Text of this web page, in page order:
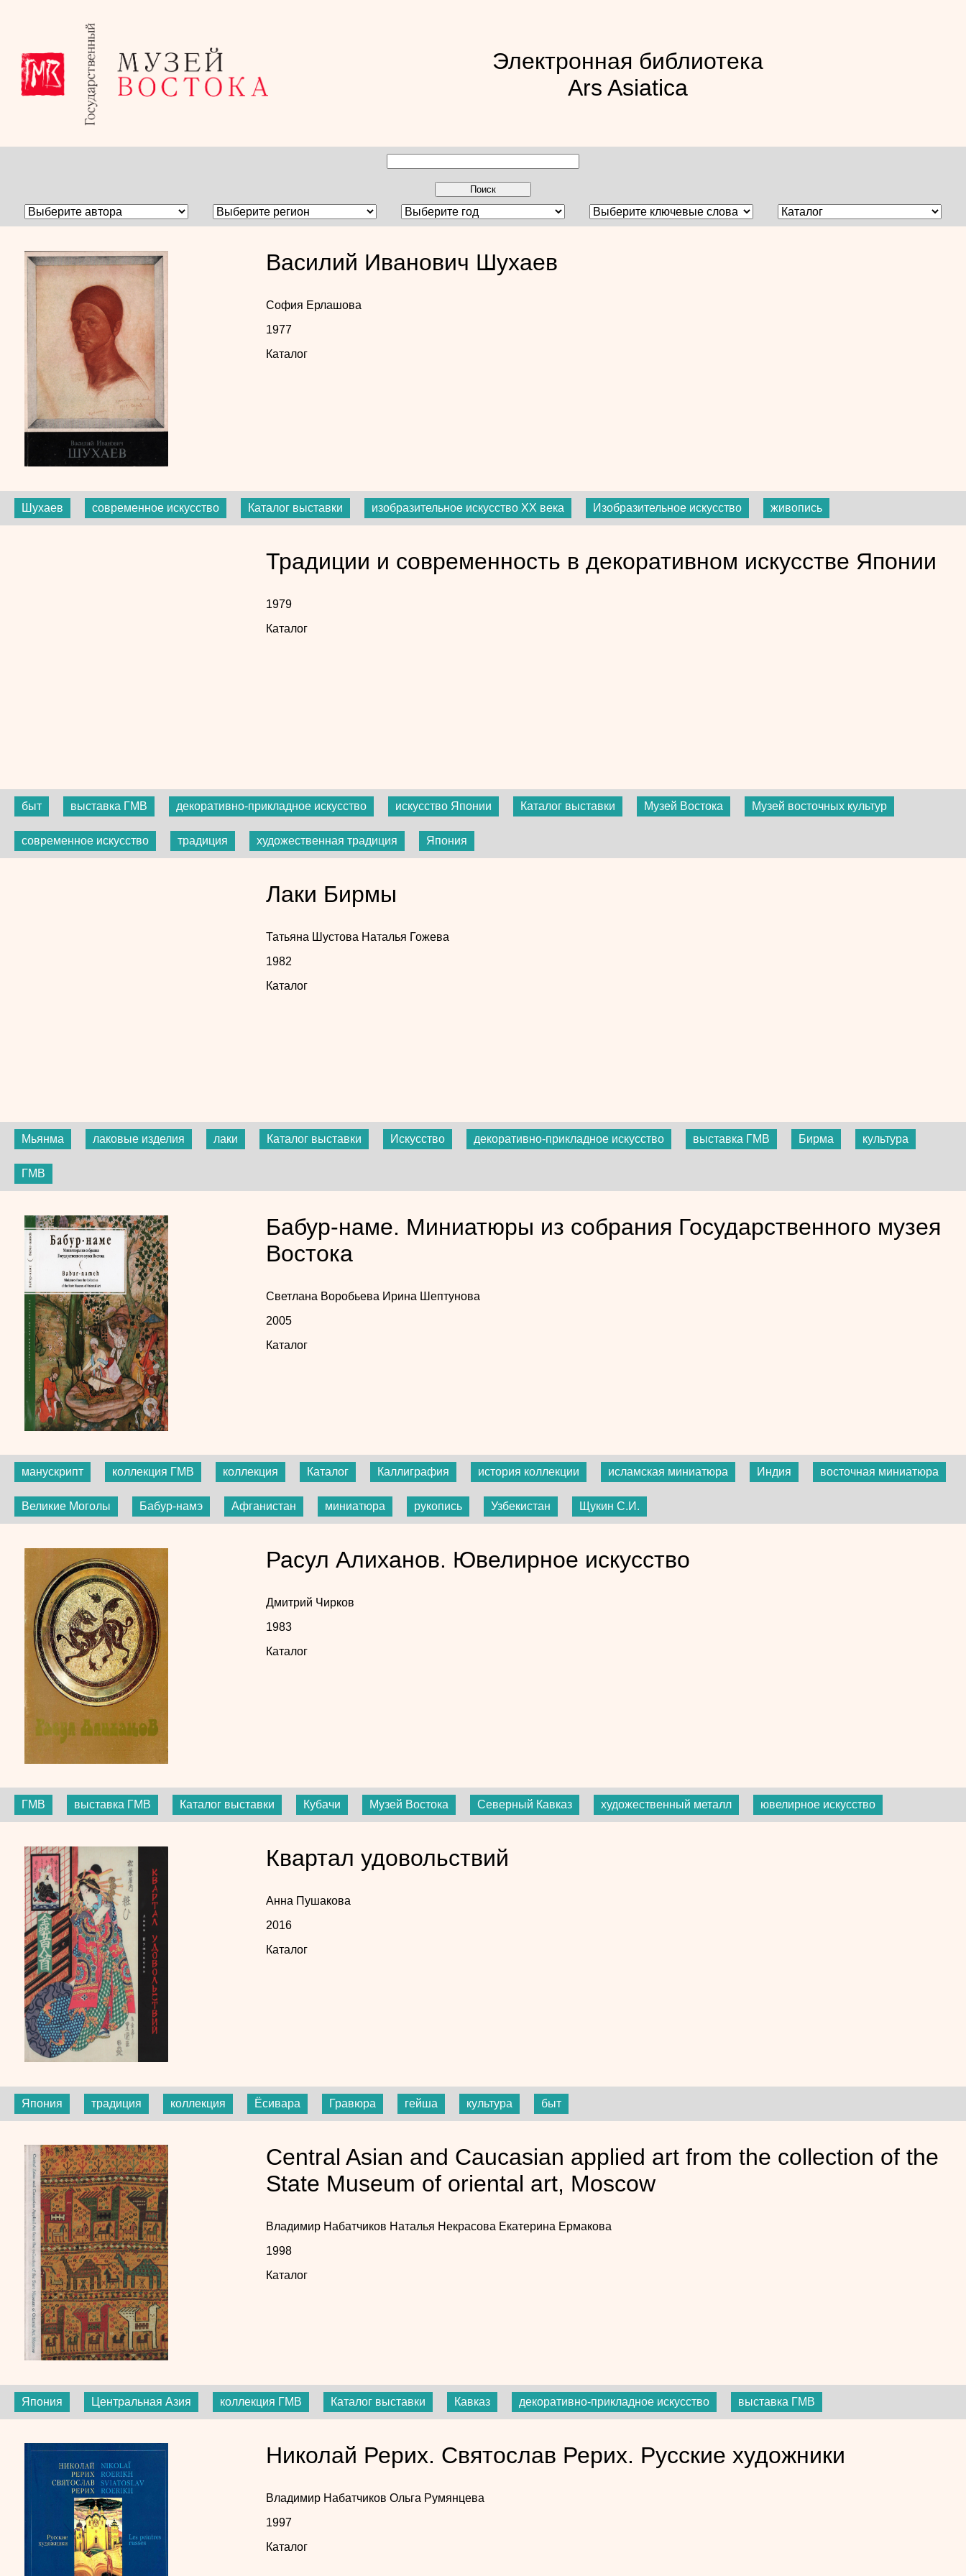
Электронная библиотека
Ars Asiatica
Василий Иванович Шухаев
София Ерлашова
1977
Каталог
Шухаев современное искусство Каталог выставки изобразительное искусство ХХ века Изобразительное искусство живопись
Традиции и современность в декоративном искусстве Японии
1979
Каталог
быт выставка ГМВ декоративно-прикладное искусство искусство Японии Каталог выставки Музей Востока Музей восточных культур
современное искусство традиция художественная традиция Япония
Лаки Бирмы
Татьяна Шустова Наталья Гожева
1982
Каталог
Мьянма лаковые изделия лаки Каталог выставки Искусство декоративно-прикладное искусство выставка ГМВ Бирма культура
ГМВ
Бабур-наме. Миниатюры из собрания Государственного музея
Востока
Светлана Воробьева Ирина Шептунова
2005
Каталог
манускрипт коллекция ГМВ коллекция Каталог Каллиграфия история коллекции исламская миниатюра Индия восточная миниатюра
Великие Моголы Бабур-намэ Афганистан миниатюра рукопись Узбекистан Щукин С.И.
Расул Алиханов. Ювелирное искусство
Дмитрий Чирков
1983
Каталог
ГМВ выставка ГМВ Каталог выставки Кубачи Музей Востока Северный Кавказ художественный металл ювелирное искусство
Квартал удовольствий
Анна Пушакова
2016
Каталог
Япония традиция коллекция Ёсивара Гравюра гейша культура быт
Central Asian and Caucasian applied art from the collection of the
State Museum of oriental art, Moscow
Владимир Набатчиков Наталья Некрасова Екатерина Ермакова
1998
Каталог
Япония Центральная Азия коллекция ГМВ Каталог выставки Кавказ декоративно-прикладное искусство выставка ГМВ
Николай Рерих. Святослав Рерих. Русские художники
Владимир Набатчиков Ольга Румянцева
1997
Каталог